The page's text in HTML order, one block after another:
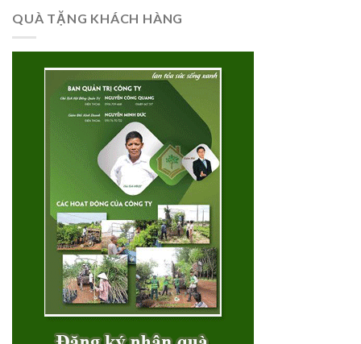
QUÀ TẶNG KHÁCH HÀNG